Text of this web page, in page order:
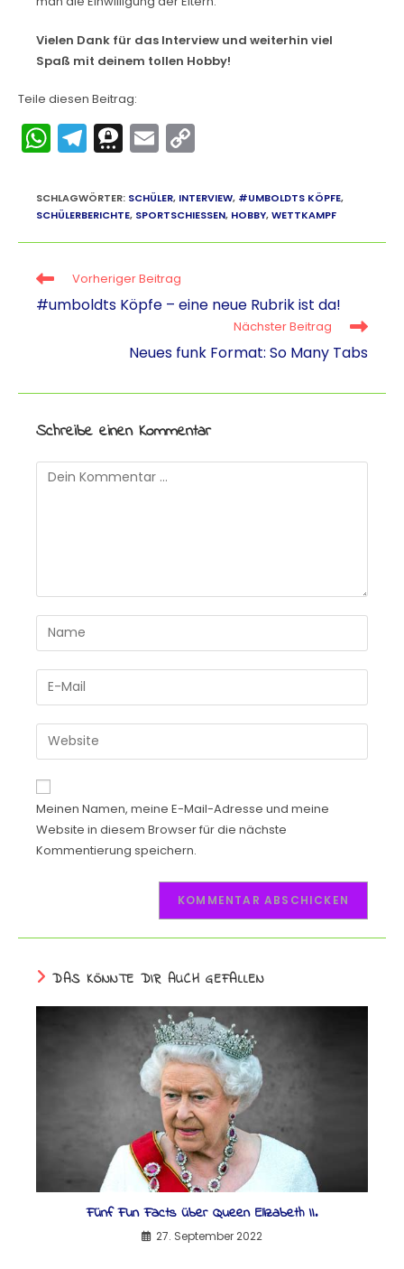
Vielen Dank für das Interview und weiterhin viel
Spaß mit deinem tollen Hobby!
Teile diesen Beitrag:
W
h
a
ts
A
p
p
T
el
e
gr
a
m
T
hr
e
e
m
a
E
m
ai
l
p
y
Li
k
SCHLAGWÖRTER: SCHÜLER, INTERVIEW, #UMBOLDTS KÖPFE,
SCHÜLERBERICHTE, SPORTSCHIESSEN , HOBBY,WETTKAMPF
Vorheriger Beitrag
#umboldts Köpfe – eine neue Rubrik ist da!
Nächster Beitrag
Neues funk Format: So Many Tabs
Schreibe einen Kommentar
Meinen Namen, meine E-Mail-Adresse und meine
Website in diesem Browser für die nächste
Kommentierung speichern.
DAS KÖNNTE DIR AUCH GEFALLEN
Fünf Fun Facts über Queen Elizabeth II.
27. September 2022